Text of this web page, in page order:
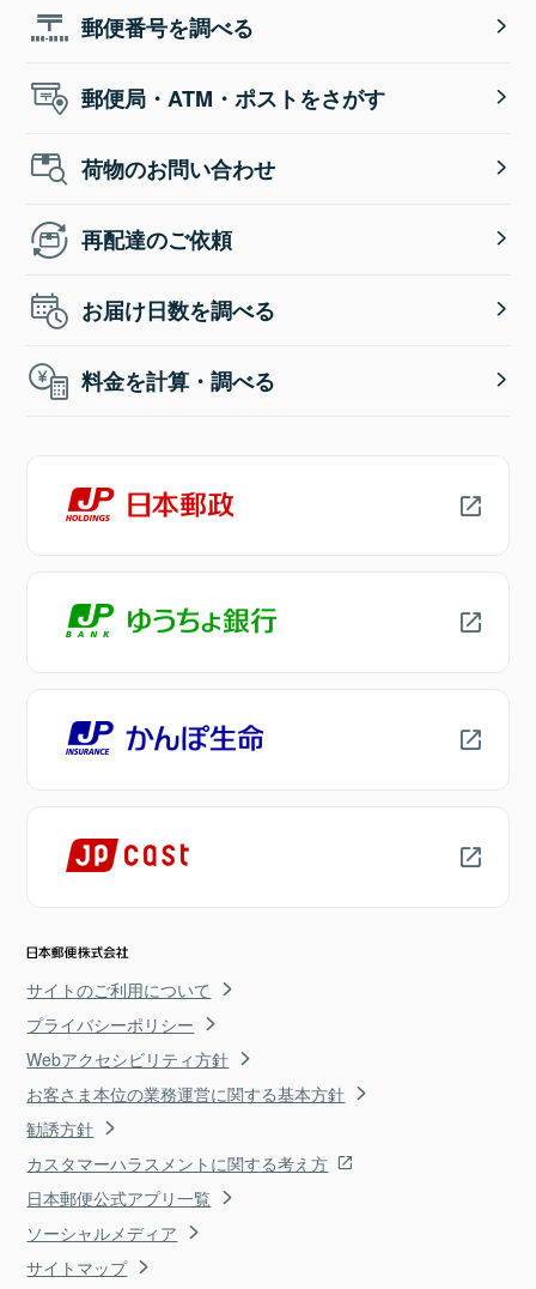
郵便番号を調べる
郵便局・ATM・ポストをさがす
荷物のお問い合わせ
再配達のご依頼
お届け日数を調べる
料金を計算・調べる
サイトのご利用について
プライバシーポリシー
Webアクセシビリティ方針
お客さま本位の業務運営に関する基本方針
勧誘方針
カスタマーハラスメントに関する考え方
日本郵便公式アプリ一覧
ソーシャルメディア
サイトマップ